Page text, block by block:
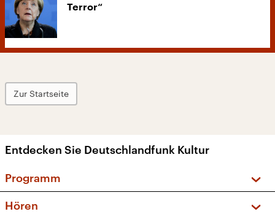
Terror“
Zur Startseite
Entdecken Sie Deutschlandfunk Kultur
Programm
Hören